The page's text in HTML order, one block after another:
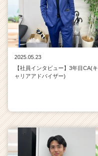
2025.05.23
【社員インタビュー】3年目CA(キ
ャリアアドバイザー)